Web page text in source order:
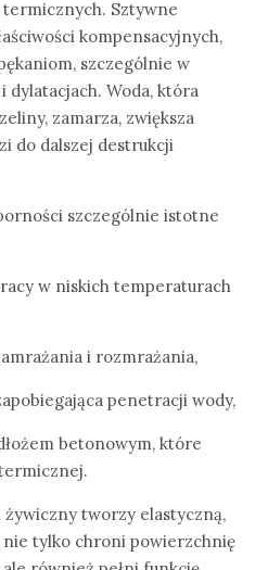
Sztywne
kompensacyjnych,
szczególnie w
Woda, która
zamarza, zwiększa
do dalszej destrukcji
szczególnie istotne
w niskich temperaturach
i rozmrażania,
penetracji wody,
betonowym, które
tworzy elastyczną,
nie tylko chroni powierzchnię